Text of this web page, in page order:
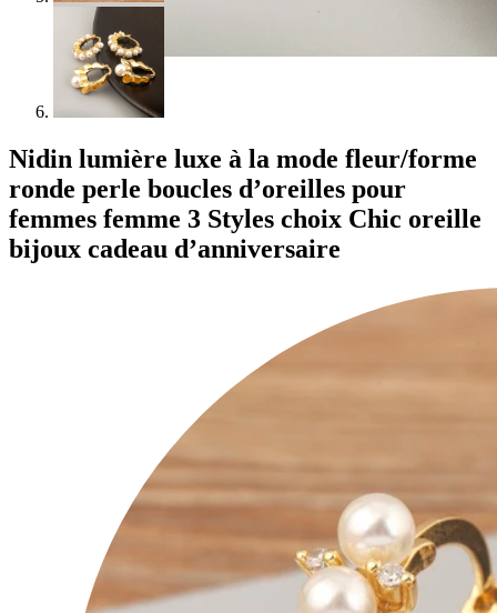
Nidin lumière luxe à la mode fleur/forme
ronde perle boucles d’oreilles pour
femmes femme 3 Styles choix Chic oreille
bijoux cadeau d’anniversaire